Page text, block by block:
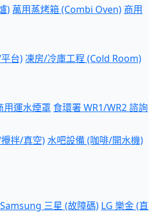
) 萬用蒸烤箱 (Combi Oven) 商用
台)凍房/冷庫工程 (Cold Room)
用運水煙罩 食環署 WR1/WR2 諮詢
拌/真空)水吧設備 (咖啡/開水機)
Samsung 三星 (故障碼) LG 樂金 (直